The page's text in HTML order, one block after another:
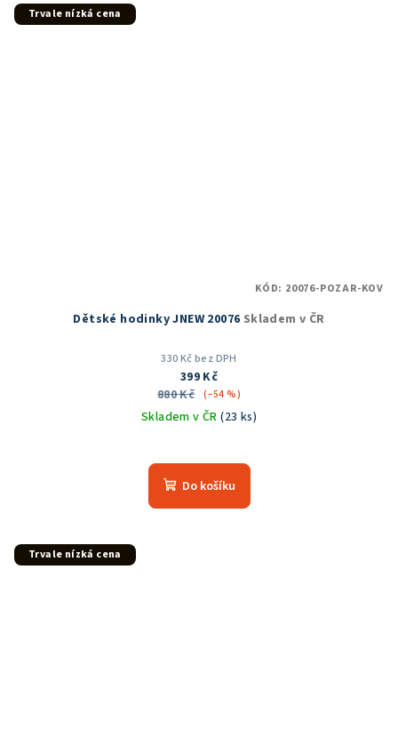
Trvale nízká cena
Dětské hodinky JNEW 20076 Skladem v ČR
330 Kč bez DPH
399 Kč
880 Kč (–54 %)
Skladem v ČR(23 ks)
hodnocení
produktu
Do košíku
KÓD: 20076-POZAR-KOV
Trvale nízká cena